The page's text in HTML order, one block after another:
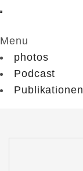
Menu
photos
Podcast
Publikationen